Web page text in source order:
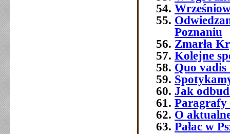
Poznaniu
Zmarła
Kolejne
Quo vadis
Jak
Paragrafy
O
Pałac w